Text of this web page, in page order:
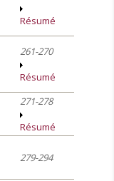
Résumé
261-270
Résumé
271-278
Résumé
279-294